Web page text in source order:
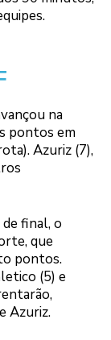
na
pontos em
Azuriz (7),
final, o
que
pontos.
(5) e
Azuriz.